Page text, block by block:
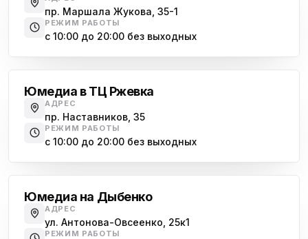
пр. Маршала Жукова, 35-1
РЕЖИМ РАБОТЫ
с 10:00 до 20:00 без выходных
Юмедиа в ТЦ Ржевка
АДРЕС
пр. Наставников, 35
РЕЖИМ РАБОТЫ
с 10:00 до 20:00 без выходных
Юмедиа на Дыбенко
АДРЕС
ул. Антонова-Овсеенко, 25к1
РЕЖИМ РАБОТЫ